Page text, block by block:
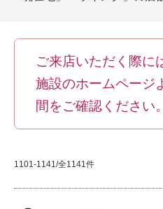
ご来店いただく際に
施設のホームページ
間をご確認ください。
1101-1141/全1141件